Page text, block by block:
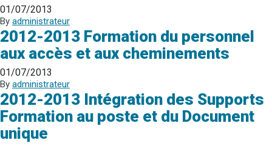
01/07/2013
By administrateur
2012-2013 Formation du personnel
aux accès et aux cheminements
01/07/2013
By administrateur
2012-2013 Intégration des Supports
Formation au poste et du Document
unique